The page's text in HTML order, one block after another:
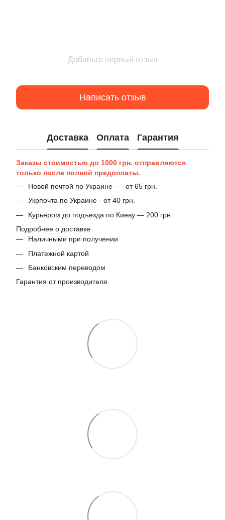
Добавьте первый отзыв
Написать отзыв
Доставка Оплата Гарантия
Заказы стоимостью до 1000 грн. отправляются
только после полной предоплаты.
Новой почтой по Украине — от 65 грн.
Укрпочта по Украине - от 40 грн.
Курьером до подъезда по Киеву — 200 грн.
Подробнее о доставке
Наличными при получении
Платежной картой
Банковским переводом
Гарантия от производителя.